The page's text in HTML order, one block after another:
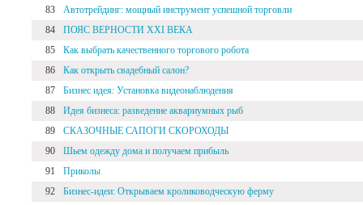
83
Автотрейдинг: мощный инструмент успешной торговли
84
ПОЯС ВЕРНОСТИ XXI ВЕКА
85
Как выбрать качественного торгового робота
86
Как открыть свадебный салон?
87
Бизнес идея: Установка видеонаблюдения
88
Идея бизнеса: разведение аквариумных рыб
89
СКАЗОЧНЫЕ САПОГИ СКОРОХОДЫ
90
Шьем одежду дома и получаем прибыль
91
Приколы
92
Бизнес-идеи: Открываем кролиководческую ферму